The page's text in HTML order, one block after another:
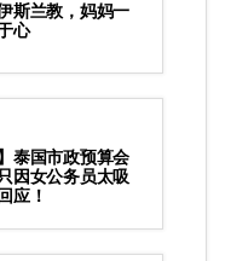
斯兰教，妈妈一
心
泰国市政预算会
因女公务员太吸
应！